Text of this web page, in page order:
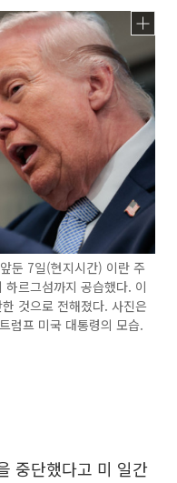
둔 7일(현지시간) 이란 주
르그섬까지 공습했다. 이
것으로 전해졌다. 사진은
럼프 미국 대통령의 모습.
중단했다고 미 일간